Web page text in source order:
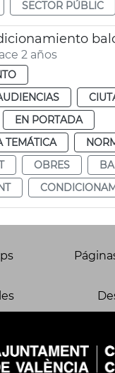
SECTOR PÚBLIC
2 años
EN PORTADA
TEMÁTICA
OBRES